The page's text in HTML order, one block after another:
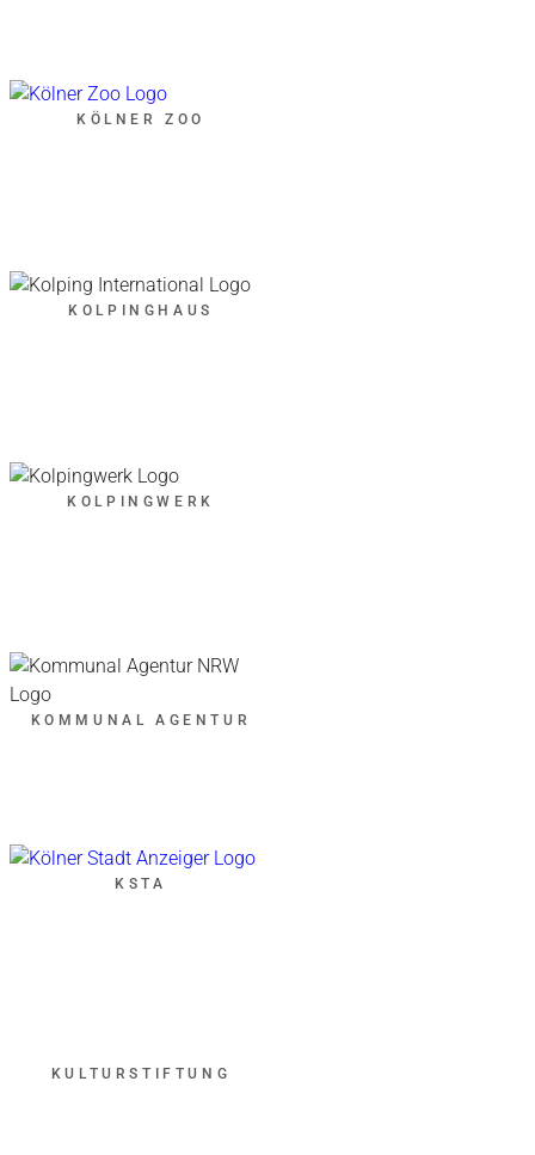
KÖLNER ZOO
KOLPINGHAUS
KOLPINGWERK
KOMMUNAL AGENTUR
KSTA
KULTURSTIFTUNG